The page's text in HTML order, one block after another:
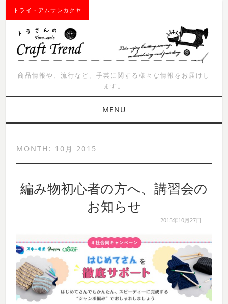
トライ・アムサンカクヤ
商品情報や、流行など。手芸に関する様々な情報をお届けし
ます。
MENU
商品紹介
イベント
MONTH: 10月 2015
編み物初心者の方へ、講習会の
お知らせ
2015年10月27日